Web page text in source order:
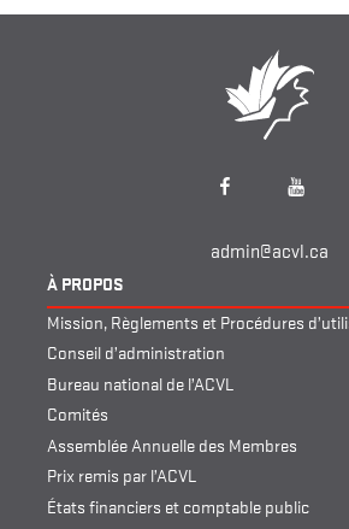
Facebook YouTube
admin@acvl.ca
À PROPOS
Mission, Règlements et Procédures
Conseil d’administration
Bureau national de l’ACVL
Comités
Assemblée Annuelle des Membres
Prix remis par l’ACVL
États financiers et comptable public